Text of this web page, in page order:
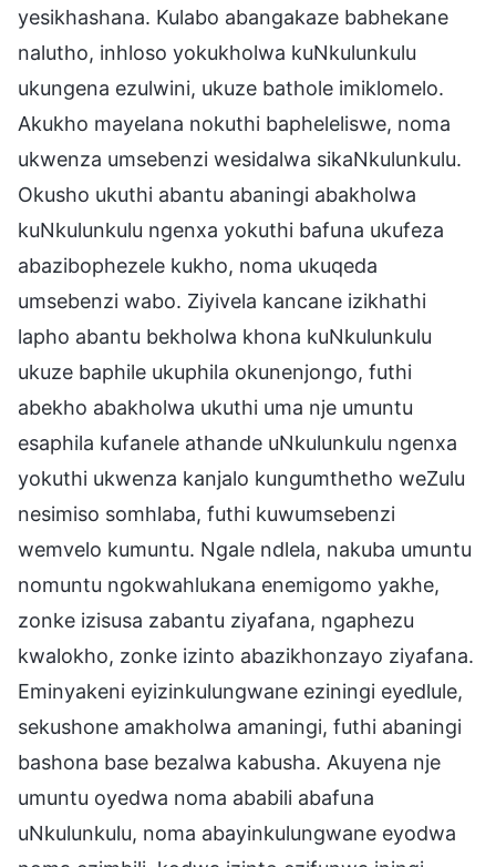
yesikhashana. Kulabo abangakaze babhekane
nalutho, inhloso yokukholwa kuNkulunkulu
ukungena ezulwini, ukuze bathole imiklomelo.
Akukho mayelana nokuthi bapheleliswe, noma
ukwenza umsebenzi wesidalwa sikaNkulunkulu.
Okusho ukuthi abantu abaningi abakholwa
kuNkulunkulu ngenxa yokuthi bafuna ukufeza
abazibophezele kukho, noma ukuqeda
umsebenzi wabo. Ziyivela kancane izikhathi
lapho abantu bekholwa khona kuNkulunkulu
ukuze baphile ukuphila okunenjongo, futhi
abekho abakholwa ukuthi uma nje umuntu
esaphila kufanele athande uNkulunkulu ngenxa
yokuthi ukwenza kanjalo kungumthetho weZulu
nesimiso somhlaba, futhi kuwumsebenzi
wemvelo kumuntu. Ngale ndlela, nakuba umuntu
nomuntu ngokwahlukana enemigomo yakhe,
zonke izisusa zabantu ziyafana, ngaphezu
kwalokho, zonke izinto abazikhonzayo ziyafana.
Eminyakeni eyizinkulungwane eziningi eyedlule,
sekushone amakholwa amaningi, futhi abaningi
bashona base bezalwa kabusha. Akuyena nje
umuntu oyedwa noma ababili abafuna
uNkulunkulu, noma abayinkulungwane eyodwa